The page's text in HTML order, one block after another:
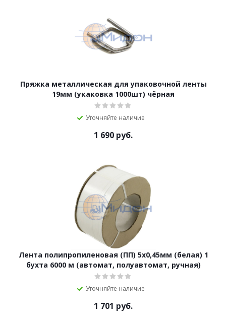
Пряжка металлическая для упаковочной ленты
19мм (укаковка 1000шт) чёрная
Уточняйте наличие
1 690 руб.
Лента полипропиленовая (ПП) 5х0,45мм (белая) 1
бухта 6000 м (автомат, полуавтомат, ручная)
Уточняйте наличие
1 701 руб.